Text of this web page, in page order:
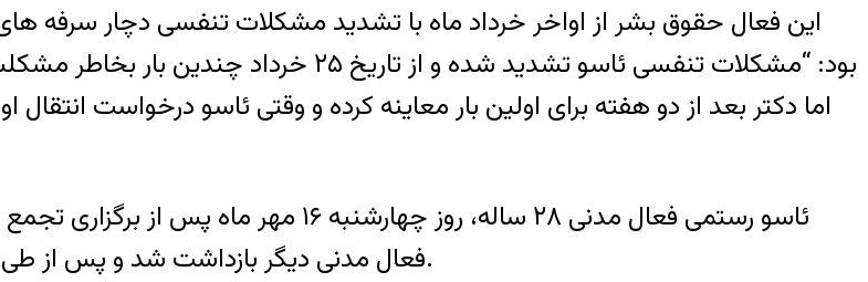
این فعال حقوق بشر از اواخر خرداد ماه با تشدید مشکلات تنفسی دچار سرفه
بود: “مشکلات تنفسی ئاسو تشدید شده و از
اما دکتر بعد از دو هفته برای اولین بار معاینه کرده و وقتی ئاسو درخواست
ئاسو رستمی فعال مدنی ۲۸ ساله، روز
فعال مدنی دیگر بازداشت شد و پس از طی دوران انفرادی و بازجویی به بند هشت زندان اوین منتقل شد.